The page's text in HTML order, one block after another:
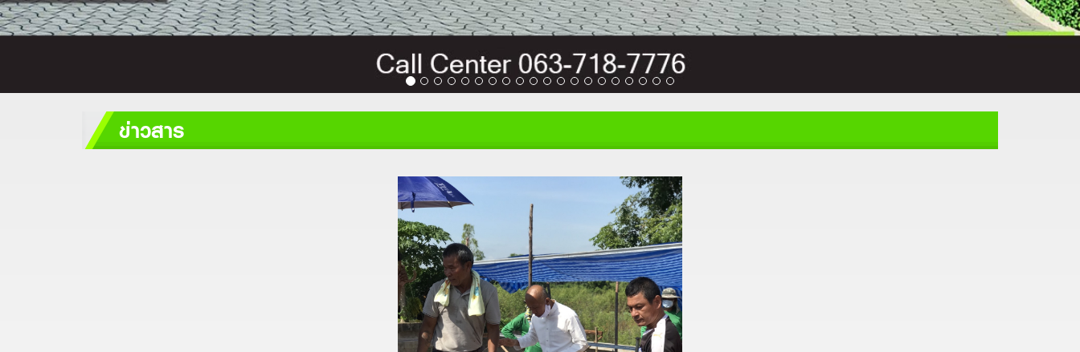
ข่าวสาร